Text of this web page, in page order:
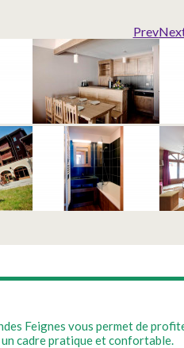
Prev
Feignes vous permet de
un cadre pratique et confortable.